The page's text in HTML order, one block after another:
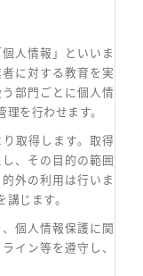
人情報」といいま
に対する教育を実
部門ごとに個人情
を行わせます。
取得します。取得
、その目的の範囲
外の利用は行いま
じます。
個人情報保護に関
イン等を遵守し、